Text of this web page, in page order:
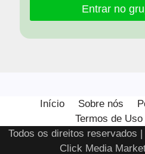
Entrar no
Início Sobre nós
Termos de Uso
Todos os direitos reservados |
Click Media
experiência em nosso site.
Você pode saber mais sobre
ou desativá-los emconfigurações